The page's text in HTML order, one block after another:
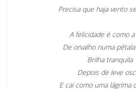
Precisa que haja vento
A felicidade é como
De orvalho numa
Brilha tranquila
Depois de leve
E cai como uma lágrima